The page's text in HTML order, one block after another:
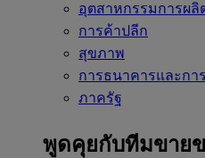
อุตสาหกรรมการผลิ
การค้าปลีก
สุขภาพ
การธนาคารและกา
ภาครัฐ
พูดคุยกับทีมขายข